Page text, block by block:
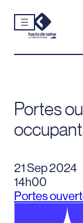
Aller
contenu
Portes
21 Sep 2024
14h00
Portes